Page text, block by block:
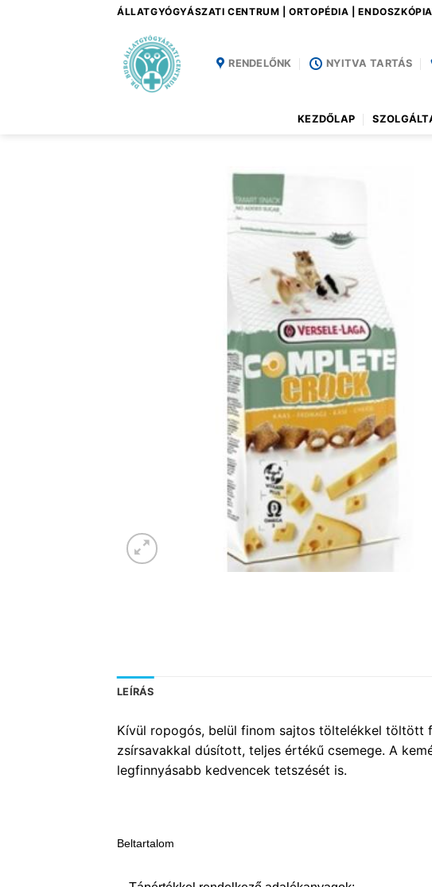
ÁLLATGYÓGYÁSZATI CENTRUM | ORTOPÉDIA | ENDOSZKÓPIA
RENDELŐNK NYITVA TARTÁS
KEZDŐLAP
LEÍRÁS
Kívül ropogós, belül finom sajtos töltelékkel töltött
zsírsavakkal dúsított, teljes értékű csemege. A
legfinnyásabb kedvencek tetszését is.
Beltartalom